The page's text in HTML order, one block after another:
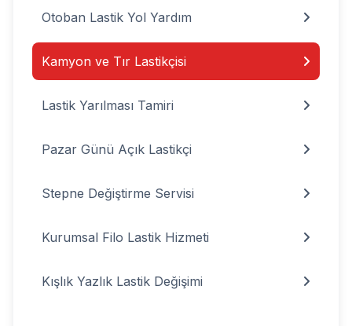
Otoban Lastik Yol Yardım
Kamyon ve Tır Lastikçisi
Lastik Yarılması Tamiri
Pazar Günü Açık Lastikçi
Stepne Değiştirme Servisi
Kurumsal Filo Lastik Hizmeti
Kışlık Yazlık Lastik Değişimi